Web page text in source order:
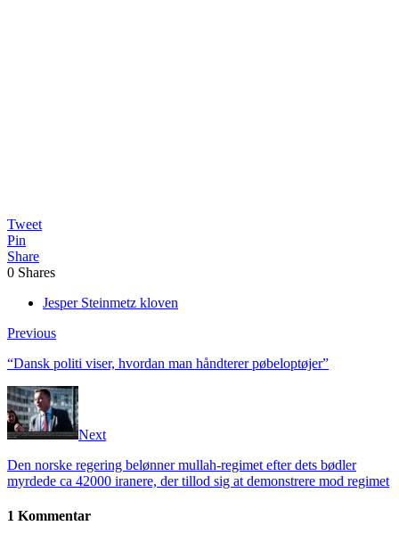
Tweet
Pin
Share
0 Shares
Jesper Steinmetz kloven
Previous
“Dansk politi viser, hvordan man håndterer pøbeloptøjer”
Next
Den norske regering belønner mullah-regimet efter dets bødler
myrdede ca 42000 iranere, der tillod sig at demonstrere mod regimet
1 Kommentar